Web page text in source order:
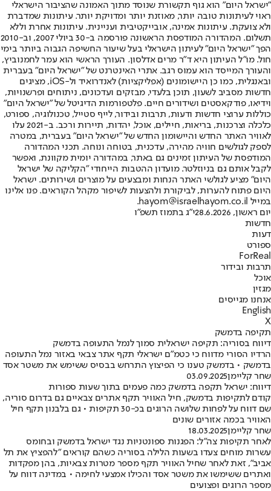
"ישראל היום" הוא גוף תקשורת שנוסד מתוך האמונה שהציבור הישראלי
ראוי לעיתונות טובה יותר, מאוזנת יותר ומדויקת יותר. עיתונות שמדברת
ולא צועקת. עיתונות אמינה, אובייקטיבית ועניינית. עיתונות אחרת וללא
תשלום. המהדורה המודפסת הראשונה פורסמה ב-30 ביולי 2007, וב-2010
הפך "ישראל היום" לעיתון הישראלי בעל שיעור החשיפה הגבוה ביותר בימי
חול. מו"ל העיתון היא ד"ר מרים אדלסון. העורך הראשי הוא עמר לחמנוביץ,
והעורך המייסד הוא עמוס רגב. אתרי האינטרנט של "ישראל היום" בעברית
ובאנגלית, כמו כן היישומונים (אפליקציות) לאנדרואיד ול-iOS, מציגים
חדשות מסביב לשעון, תוכן בלעדי, מבזקים ועדכונים, ניתוחים ופרשנויות,
וידיאו, פודקאסטים ושידורים חיים. פלטפורמות הדיגיטל של "ישראל היום"
כוללות ערוצי חדשות ודעות, תרבות ובידור, לייף סטייל, טכנולוגיה, ספורט,
כלכלה וצרכנות, בריאות, חיילים, אוכל, יהדות, תיירות ורכב. ב-2021 עלו
לאוויר האתר החדש והיישומון החדש של "ישראל היום" בעברית, במטרה
לספק לגולשים חוויה מהירה, עדכנית, בטוחה ונוחה. תכני המהדורה
המודפסת של העיתון זמינים גם באתר, במהדורה יומית מקוונת, ואפשר
לקבל אותם גם בניוזלטר. מועדון ההטבות הייחודי "הקליקה של ישראל
היום" מציע לגולשי האתר הנחות ומבצעים על מוצרים ושירותים. ישראל
היום פתוח להערות, לביקורת ולהצעות לשיפור מקהל הקוראים. פנו אלינו
במייל hayom@israelhayom.co.il.
יום ראשון, 28.6.2026
י"ג בתמוז תשפ"ו
חדשות
דעות
ספורט
ForReal
תרבות ובידור
אוכל
מגזין
אנחנו מגייסים
English
X
תקיפה בדמשק
דיווח בסוריה: תקיפה ישראלית סמוך לנמל התעופה בדמשק
הרדיו הסורי מדווח כי כטמ"ם ישראלי תקף אתר צבאי באזור נמל התעופה
בדמשק • בדמשק טענו כי הפיצוץ התרחש בבסיס ששימש את משטר אסד
שחר קליימן03.09.2025
דיווח: ישראל תקפה בדמשק כמה פעמים בתוך שעות ספורות
קודם לתקיפות בדמשק, חיל האוויר תקף אתרים צבאיים גם בדרום סוריה,
שם דווח על לפחות שלושה הרוגים בכ-30 תקיפות • גם בלבנון תקף חיל
האוויר בכמה אזורים שונים
שחר קליימן18.03.2025
לאחר תקיפות צה"ל: הפגנות ספונטניות נגד ישראל בדמשק ובחומס
עשרות מוחים צעדו בשעות הלילה בסוריה כשהם קוראים "להפציץ את תל
אביב", זאת לאחר שחיל האוויר תקף מספר מטרות צבאיות, בהן מפקדות
ואתרים ששימשו את משטר אסד והכילו אמצעי לחימה • במדינה דווח על
מספר הרוגים ופצועים